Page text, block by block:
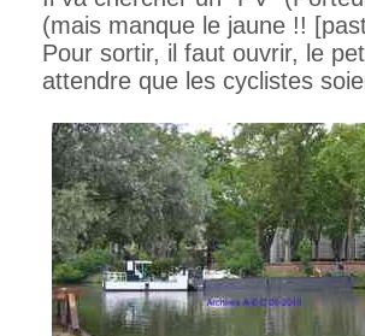
(mais manque le jaune !!
Pour sortir, il faut ouvrir, le
attendre que les cyclistes